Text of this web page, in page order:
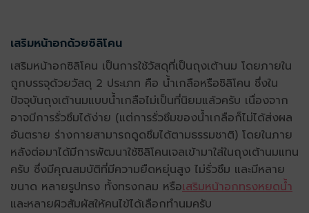
เสริมหน้าอกด้วยซิลิโคน
เสริมหน้าอกซิลิโคน เป็นการใช้วัสดุที่เป็นถุงเต้านม โดยภายใน
ถูกบรรจุด้วยวัสดุ 2 ประเภท คือ น้ำเกลือหรือซิลิโคน ซึ่งใน
ปัจจุบันถุงเต้านมแบบน้ำเกลือไม่เป็นที่นิยมแล้วครับ เนื่องจาก
อาจมีการรั่วซึมได้ง่าย (แต่การรั่วซึมของน้ำเกลือก็ไม่ได้ส่งผล
อันตราย ร่างกายสามารถดูดซึมได้ตามธรรมชาติ) โดยในภาย
หลังต่อมาได้มีการพัฒนาใช้ซิลิโคนเจลเข้ามาใส่ในถุงเต้านมแทน
ครับ ซึ่งมีคุณสมบัติที่มีความยืดหยุ่นสูง ไม่รั่วซึม และมีหลาย
ขนาด หลายรูปทรง ทั้งทรงกลม หรือเสริมหน้าอกทรงหยดน้ำ
และหลายผิวสัมผัสให้คนไข้ได้เลือกทำนมครับ